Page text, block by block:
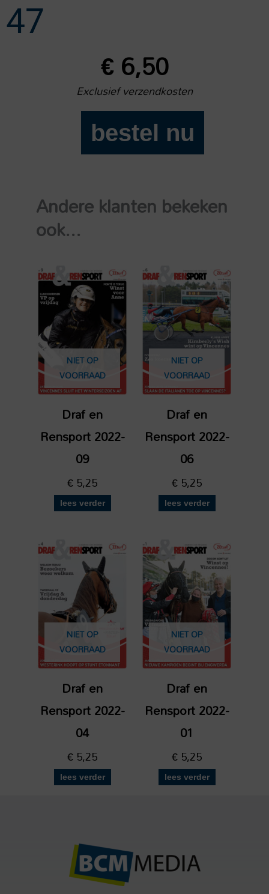
47
€6,50
Exclusief verzendkosten
en
aantal
bestel nu
Andere klanten bekeken
ook...
NIET OP
VOORRAAD
Draf en
Rensport 2022-
09
€5,25
lees verder
NIET OP
VOORRAAD
Draf en
Rensport 2022-
06
€5,25
lees verder
NIET OP
VOORRAAD
Draf en
Rensport 2022-
04
€5,25
lees verder
NIET OP
VOORRAAD
Draf en
Rensport 2022-
01
€5,25
lees verder